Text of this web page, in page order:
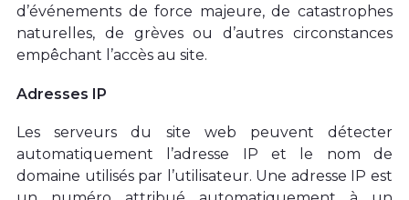
d’événements de force majeure, de catastrophes
naturelles, de grèves ou d’autres circonstances
empêchant l’accès au site.
Adresses IP
Les serveurs du site web peuvent détecter
automatiquement l’adresse IP et le nom de
domaine utilisés par l’utilisateur. Une adresse IP est